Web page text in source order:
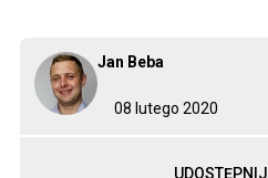
08 lutego 2020
Jan Beba
UDOSTĘPNIJ